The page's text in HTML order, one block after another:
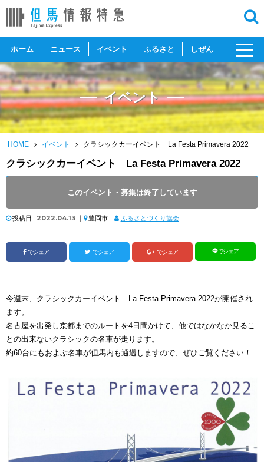
ホーム ニュース イベント ふるさと しぜん
toggle
イベント
HOME イベント クラシックカーイベント La Festa Primavera 2022
クラシックカーイベント La Festa Primavera 2022
このイベント・募集は終了しています
開催時間 : 9:35 ～ 12:10
投稿日 : 2022.04.13 ｜ 豊岡市｜ ふるさとづくり協会
でシェア でシェア でシェア でシェア
今週末、クラシックカーイベント La Festa Primavera 2022が開催され
ます。
名古屋を出発し京都までのルートを4日間かけて、他ではなかなか見るこ
との出来ないクラシックの名車が走ります。
約60台にもおよぶ名車が但馬内も通過しますので、ぜひご覧ください！